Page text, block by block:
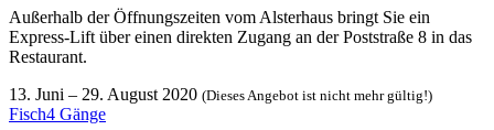
Außerhalb der Öffnungszeiten vom Alsterhaus bringt Sie ein
Express-Lift über einen direkten Zugang an der Poststraße 8 in das
Restaurant.
13. Juni – 29. August 2020 (Dieses Angebot ist nicht mehr gültig!)
Fisch4 Gänge